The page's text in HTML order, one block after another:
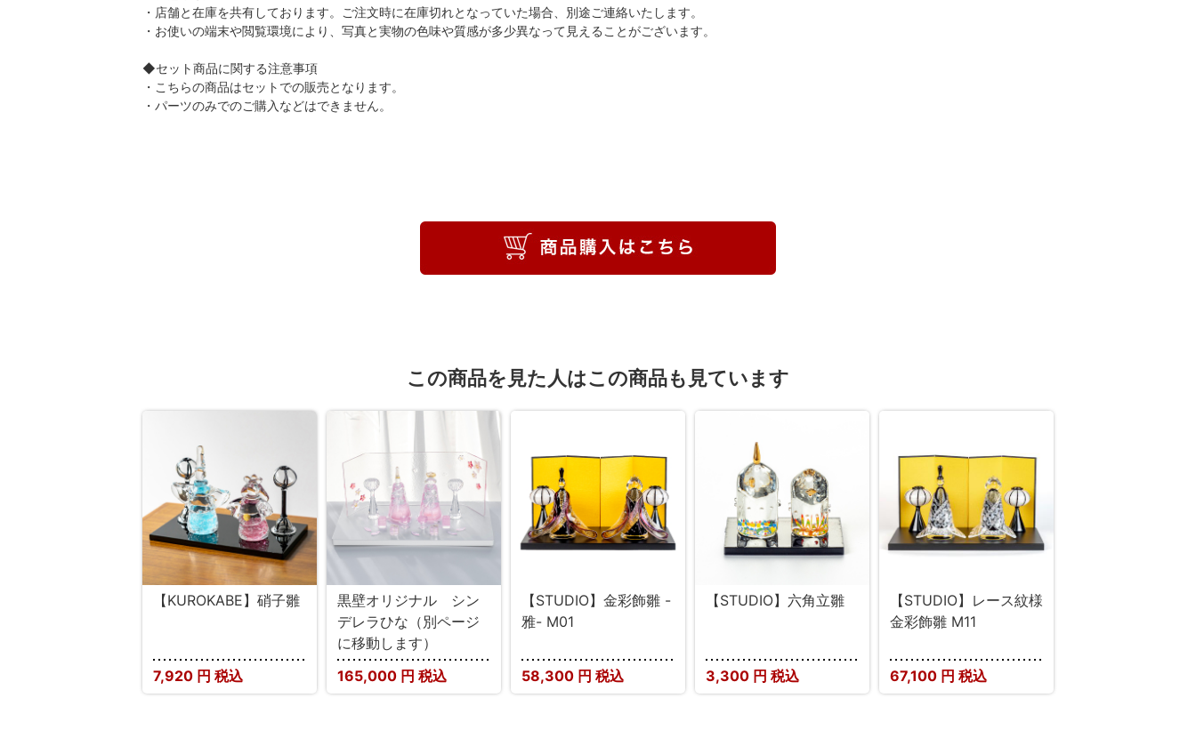
・店舗と在庫を共有しております。ご注文時に在庫切れとなっていた場合、別途ご連絡いたします。
・お使いの端末や閲覧環境により、写真と実物の色味や質感が多少異なって見えることがございます。
◆セット商品に関する注意事項
・こちらの商品はセットでの販売となります。
・パーツのみでのご購入などはできません。
この商品を見た人はこの商品も見ています
【KUROKABE】硝子雛
7,920 円 税込
黒壁オリジナル シン
デレラひな（別ページ
に移動します）
165,000 円 税込
【STUDIO】金彩飾雛 -
雅- M01
58,300 円 税込
【STUDIO】六角立雛
3,300 円 税込
【STUDIO】レース紋様
金彩飾雛 M11
67,100 円 税込